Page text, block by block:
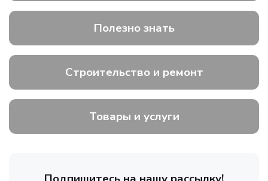
Полезно знать
Строительство и ремонт
Товары и услуги